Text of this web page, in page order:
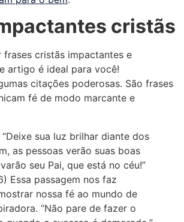
cristãs
cristãs impactantes e
artigo é ideal para você!
citações poderosas. São frases
fé de modo marcante e
sua luz brilhar diante dos
as pessoas verão suas boas
seu Pai, que está no céu!”
Essa passagem nos faz
nossa fé ao mundo de
“Não pare de fazer o